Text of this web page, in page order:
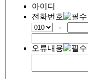
아이디
전화번호
-
오류내용